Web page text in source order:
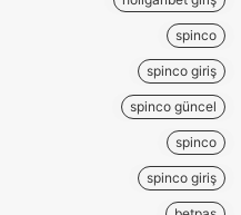
spinco
spinco giriş
spinco güncel
spinco
spinco giriş